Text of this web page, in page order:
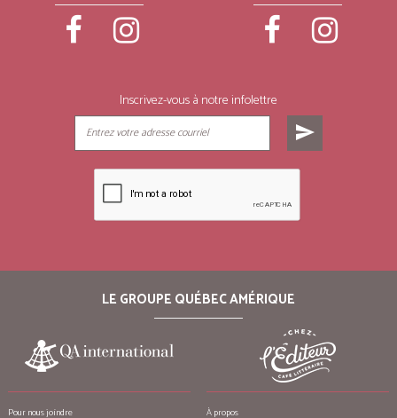
Inscrivez-vous à notre infolettre
send
LE GROUPE QUÉBEC AMÉRIQUE
Pour nous joindre À propos